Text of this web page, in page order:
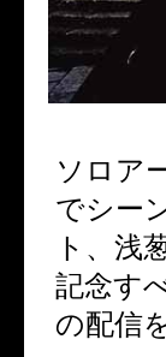
ソロア
でシー
ト、浅
記念す
の配信